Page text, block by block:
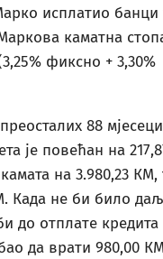
исплатио банци
каматна
фиксно + 3,30%
88
је повећан на
на 3.980,23 КМ,
Када не би било
до отплате кредита
да врати 980,00